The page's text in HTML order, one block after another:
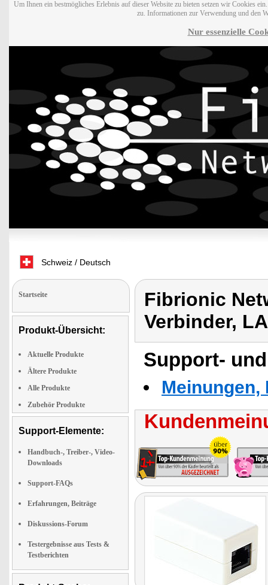
Um Ihnen ein bestmögliches Erlebnis auf dieser Website zu bieten setzen wir Cookies
zu. Informationen zur Verwendung und den
Nur essenzielle
Schweiz / Deutsch
Startseite
Produkt-Übersicht:
Aktuelle Produkte
Ältere Produkte
Alle Produkte
Zubehör Produkte
Support-Elemente:
Handbuch-, Treiber-, Video-
Downloads
Support-FAQs
Erfahrungen, Beiträge
Diskussions-Forum
Testergebnisse aus Tests &
Testberichten
Fibrionic
Verbinder,
Support-